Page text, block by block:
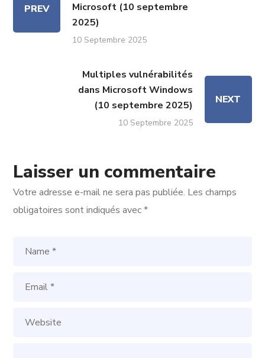
PREV
Microsoft (10 septembre
2025)
10 Septembre 2025
Multiples vulnérabilités
dans Microsoft Windows
(10 septembre 2025)
10 Septembre 2025
NEXT
Laisser un commentaire
Votre adresse e-mail ne sera pas publiée. Les champs
obligatoires sont indiqués avec*